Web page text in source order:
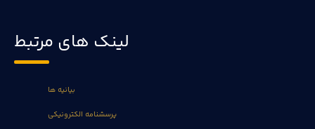
لینک های مرتبط
بیانیه ها
پرسشنامه الکترونیکی